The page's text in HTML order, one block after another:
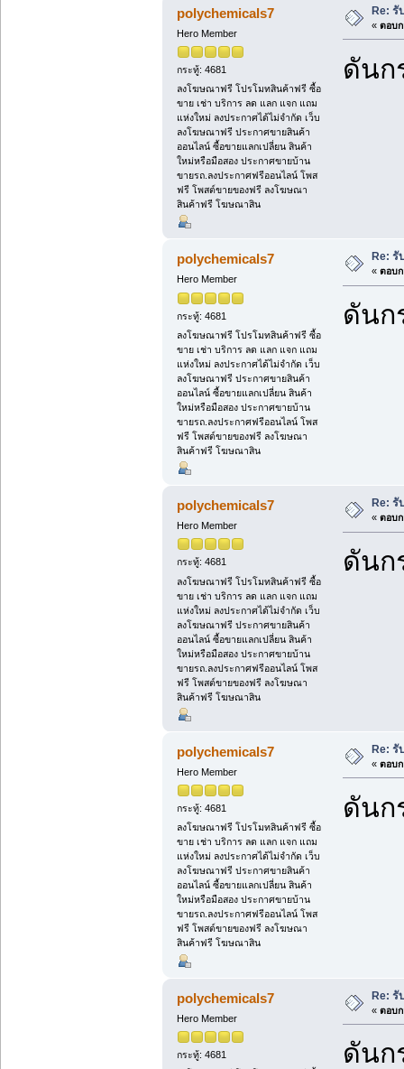
polychemicals7
Hero Member
กระทู้: 4681
ลงโฆษณาฟรี โปรโมทสินค้าฟรี ซื้อ
ขาย เช่า บริการ ลด แลก แจก แถม
แห่งใหม่ ลงประกาศได้ไม่จำกัด เว็บ
ลงโฆษณาฟรี ประกาศขายสินค้า
ออนไลน์ ซื้อขายแลกเปลี่ยน สินค้า
ใหม่หรือมือสอง ประกาศขายบ้าน
ขายรถ.ลงประกาศฟรีออนไลน์ โพส
ฟรี โพสต์ขายของฟรี ลงโฆษณา
สินค้าฟรี โฆษณาสิน
Re: รั
« ตอบก
ดันก
polychemicals7
Hero Member
กระทู้: 4681
ลงโฆษณาฟรี โปรโมทสินค้าฟรี ซื้อ
ขาย เช่า บริการ ลด แลก แจก แถม
แห่งใหม่ ลงประกาศได้ไม่จำกัด เว็บ
ลงโฆษณาฟรี ประกาศขายสินค้า
ออนไลน์ ซื้อขายแลกเปลี่ยน สินค้า
ใหม่หรือมือสอง ประกาศขายบ้าน
ขายรถ.ลงประกาศฟรีออนไลน์ โพส
ฟรี โพสต์ขายของฟรี ลงโฆษณา
สินค้าฟรี โฆษณาสิน
Re: รั
« ตอบก
ดันก
polychemicals7
Hero Member
กระทู้: 4681
ลงโฆษณาฟรี โปรโมทสินค้าฟรี ซื้อ
ขาย เช่า บริการ ลด แลก แจก แถม
แห่งใหม่ ลงประกาศได้ไม่จำกัด เว็บ
ลงโฆษณาฟรี ประกาศขายสินค้า
ออนไลน์ ซื้อขายแลกเปลี่ยน สินค้า
ใหม่หรือมือสอง ประกาศขายบ้าน
ขายรถ.ลงประกาศฟรีออนไลน์ โพส
ฟรี โพสต์ขายของฟรี ลงโฆษณา
สินค้าฟรี โฆษณาสิน
Re: รั
« ตอบก
ดันก
polychemicals7
Hero Member
กระทู้: 4681
ลงโฆษณาฟรี โปรโมทสินค้าฟรี ซื้อ
ขาย เช่า บริการ ลด แลก แจก แถม
แห่งใหม่ ลงประกาศได้ไม่จำกัด เว็บ
ลงโฆษณาฟรี ประกาศขายสินค้า
ออนไลน์ ซื้อขายแลกเปลี่ยน สินค้า
ใหม่หรือมือสอง ประกาศขายบ้าน
ขายรถ.ลงประกาศฟรีออนไลน์ โพส
ฟรี โพสต์ขายของฟรี ลงโฆษณา
สินค้าฟรี โฆษณาสิน
Re: รั
« ตอบก
ดันก
polychemicals7
Hero Member
กระทู้: 4681
Re: รั
« ตอบก
ดันก